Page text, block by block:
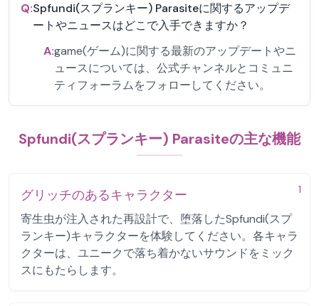
Q:Spfundi(スプランキー) Parasiteに関するアップデ
ートやニュースはどこで入手できますか？
A:game(ゲーム)に関する最新のアップデートやニ
ュースについては、公式チャンネルとコミュニ
ティフォーラムをフォローしてください。
Spfundi(スプランキー) Parasiteの主な機能
1
グリッチのあるキャラクター
寄生虫が注入された再設計で、堕落したSpfundi(スプ
ランキー)キャラクターを体験してください。各キャラ
クターは、ユニークで落ち着かないサウンドをミック
スにもたらします。